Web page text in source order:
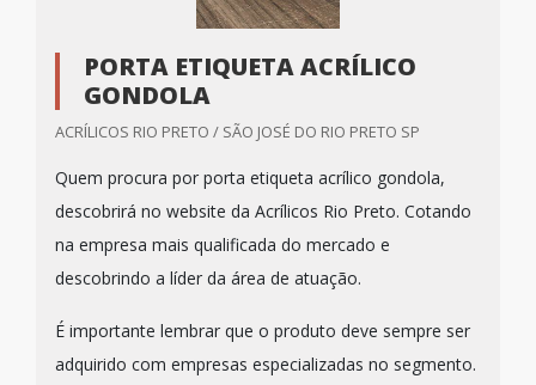
PORTA ETIQUETA ACRÍLICO
GONDOLA
ACRÍLICOS RIO PRETO / SÃO JOSÉ DO RIO PRETO SP
Quem procura por porta etiqueta acrílico gondola,
descobrirá no website da Acrílicos Rio Preto. Cotando
na empresa mais qualificada do mercado e
descobrindo a líder da área de atuação.
É importante lembrar que o produto deve sempre ser
adquirido com empresas especializadas no segmento.